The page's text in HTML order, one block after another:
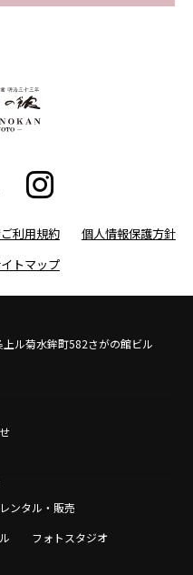
利用規約
個人情報保護方針
トマップ
ル菊水鉾町582さがの館ビル
ンタル・販売
フォトスタジオ